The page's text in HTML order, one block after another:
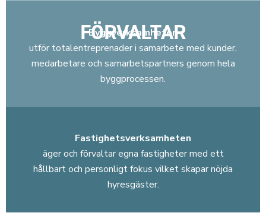
Byggverksamheten
utför totalentreprenader i samarbete med kunder,
medarbetare och samarbetspartners genom hela
byggprocessen.
FÖRVALTAR
Fastighetsverksamheten
äger och förvaltar egna fastigheter med ett
hållbart och personligt fokus vilket skapar nöjda
hyresgäster.